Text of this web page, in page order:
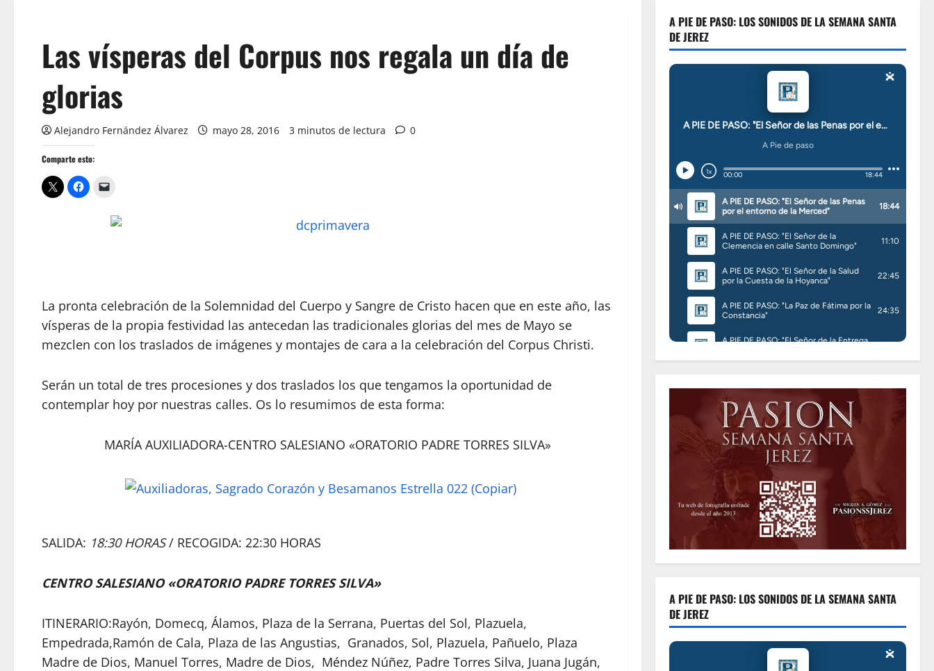
Las vísperas del Corpus nos regala un día de
glorias
Alejandro Fernández Álvarez mayo 28, 2016 3 minutos de lectura 0
Comparte esto:
La pronta celebración de la Solemnidad del Cuerpo y Sangre de Cristo hacen que en este año, las
vísperas de la propia festividad las antecedan las tradicionales glorias del mes de Mayo se
mezclen con los traslados de imágenes y montajes de cara a la celebración del Corpus Christi.
Serán un total de tres procesiones y dos traslados los que tengamos la oportunidad de
contemplar hoy por nuestras calles. Os lo resumimos de esta forma:
MARÍA AUXILIADORA-CENTRO SALESIANO «ORATORIO PADRE TORRES SILVA»
SALIDA: 18:30 HORAS/ RECOGIDA: 22:30 HORAS
CENTRO SALESIANO «ORATORIO PADRE TORRES SILVA»
ITINERARIO:Rayón, Domecq, Álamos, Plaza de la Serrana, Puertas del Sol, Plazuela,
Empedrada,Ramón de Cala, Plaza de las Angustias, Granados, Sol, Plazuela, Pañuelo, Plaza
Madre de Dios, Manuel Torres, Madre de Dios, Méndez Núñez, Padre Torres Silva, Juana Jugán,
A PIE DE PASO: LOS SONIDOS DE LA SEMANA SANTA
DE JEREZ
A PIE DE PASO: LOS SONIDOS DE LA SEMANA SANTA
DE JEREZ